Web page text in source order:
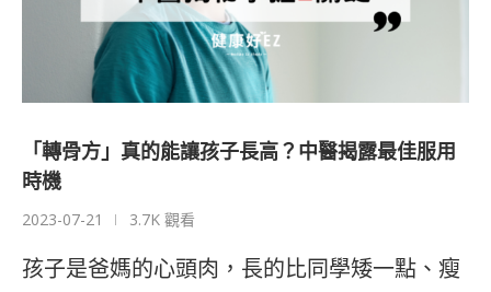
「轉骨方」真的能讓孩子長高？中醫揭露最佳服用
時機
2023-07-21 3.7K 觀看
孩子是爸媽的心頭肉，長的比同學矮一點、瘦